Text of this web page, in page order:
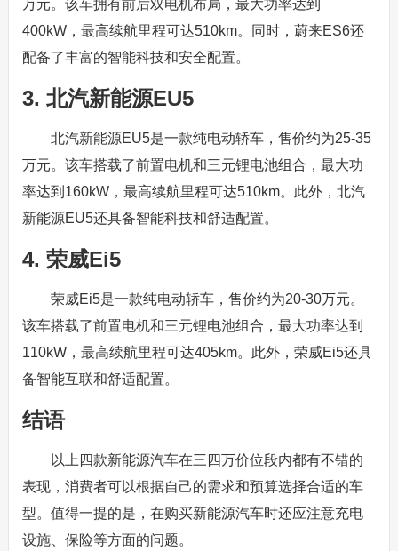
万元。该车拥有前后双电机布局，最大功率达到
400kW，最高续航里程可达510km。同时，蔚来ES6还
配备了丰富的智能科技和安全配置。
3. 北汽新能源EU5
北汽新能源EU5是一款纯电动轿车，售价约为25-35
万元。该车搭载了前置电机和三元锂电池组合，最大功
率达到160kW，最高续航里程可达510km。此外，北汽
新能源EU5还具备智能科技和舒适配置。
4. 荣威Ei5
荣威Ei5是一款纯电动轿车，售价约为20-30万元。
该车搭载了前置电机和三元锂电池组合，最大功率达到
110kW，最高续航里程可达405km。此外，荣威Ei5还具
备智能互联和舒适配置。
结语
以上四款新能源汽车在三四万价位段内都有不错的
表现，消费者可以根据自己的需求和预算选择合适的车
型。值得一提的是，在购买新能源汽车时还应注意充电
设施、保险等方面的问题。